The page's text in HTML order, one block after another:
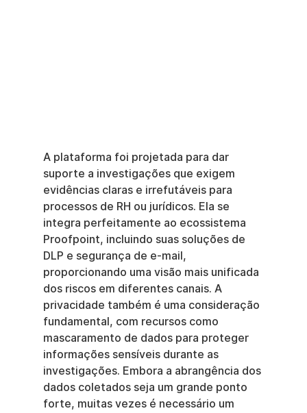
A plataforma foi projetada para dar
suporte a investigações que exigem
evidências claras e irrefutáveis para
processos de RH ou jurídicos. Ela se
integra perfeitamente ao ecossistema
Proofpoint, incluindo suas soluções de
DLP e segurança de e-mail,
proporcionando uma visão mais unificada
dos riscos em diferentes canais. A
privacidade também é uma consideração
fundamental, com recursos como
mascaramento de dados para proteger
informações sensíveis durante as
investigações. Embora a abrangência dos
dados coletados seja um grande ponto
forte, muitas vezes é necessário um